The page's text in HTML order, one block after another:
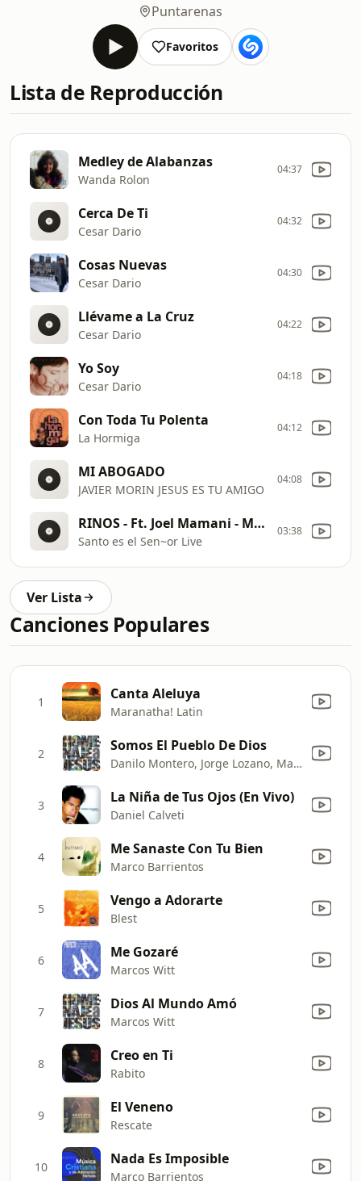
Puntarenas
Favoritos
Lista de Reproducción
Medley de Alabanzas
Wanda Rolon
04:37
Cerca De Ti
Cesar Dario
04:32
Cosas Nuevas
Cesar Dario
04:30
Llévame a La Cruz
Cesar Dario
04:22
Yo Soy
Cesar Dario
04:18
Con Toda Tu Polenta
La Hormiga
04:12
MI ABOGADO
JAVIER MORIN JESUS ES TU AMIGO
04:08
RINOS - Ft. Joel Mamani - Miguel Soto & Viko Duran
Santo es el Sen~or Live
03:38
Ver Lista
Canciones Populares
1 Canta Aleluya
Maranatha! Latin
2 Somos El Pueblo De Dios
Danilo Montero, Jorge Lozano, Marco Barrientos & Marcos Witt
3 La Niña de Tus Ojos (En Vivo)
Daniel Calveti
4 Me Sanaste Con Tu Bien
Marco Barrientos
5 Vengo a Adorarte
Blest
6 Me Gozaré
Marcos Witt
7 Dios Al Mundo Amó
Marcos Witt
8 Creo en Ti
Rabito
9 El Veneno
Rescate
10 Nada Es Imposible
Marco Barrientos